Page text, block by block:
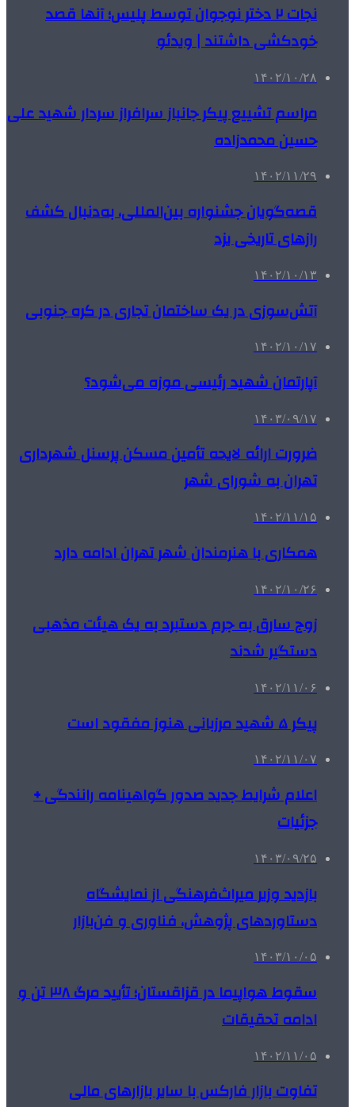
نجات ۲ دختر نوجوان توسط پلیس؛ آنها قصد
خودکشی داشتند | ویدئو
۱۴۰۲/۱۰/۲۸
مراسم تشییع پیکر جانباز سرافراز سردار شهید علی
حسین محمدزاده
۱۴۰۲/۱۱/۲۹
قصه‌گویان جشنواره بین‌المللی، به‌دنبال کشف
رازهای تاریخی یزد
۱۴۰۲/۱۰/۱۳
آتش‌سوزی در یک ساختمان تجاری در کره جنوبی
۱۴۰۲/۱۰/۱۷
آپارتمان شهید رئیسی موزه می‌شود؟
۱۴۰۳/۰۹/۱۷
ضرورت ارائه لایحه تأمین مسکن پرسنل شهرداری
تهران به شورای شهر
۱۴۰۲/۱۱/۱۵
همکاری با هنرمندان شهر تهران ادامه دارد
۱۴۰۲/۱۰/۲۶
زوج سارق به جرم دستبرد به یک هیئت مذهبی
دستگیر شدند
۱۴۰۲/۱۱/۰۶
پیکر ۵ شهید مرزبانی هنوز مفقود است
۱۴۰۲/۱۱/۰۷
اعلام شرایط جدید صدور گواهینامه رانندگی +
جزئیات
۱۴۰۳/۰۹/۲۵
بازدید وزیر میراث‌فرهنگی از نمایشگاه
دستاوردهای پژوهش، فناوری و فن‌بازار
۱۴۰۳/۱۰/۰۵
سقوط هواپیما در قزاقستان؛ تأیید مرگ ۳۸ تن و
ادامه تحقیقات
۱۴۰۲/۱۱/۰۵
تفاوت بازار فارکس با سایر بازارهای مالی